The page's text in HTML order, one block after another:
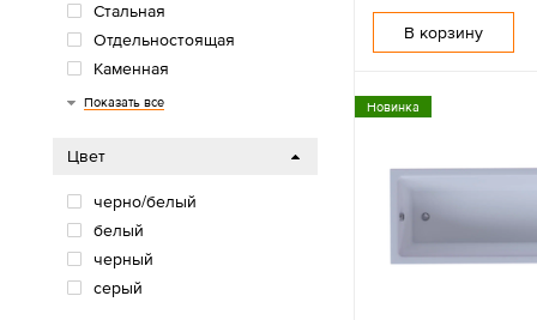
В корзину
Новинка
Стальная
Отдельностоящая
Каменная
Гидромассажная
Подвесная
Угловая
Показать все
Цвет
черно/белый
белый
черный
серый